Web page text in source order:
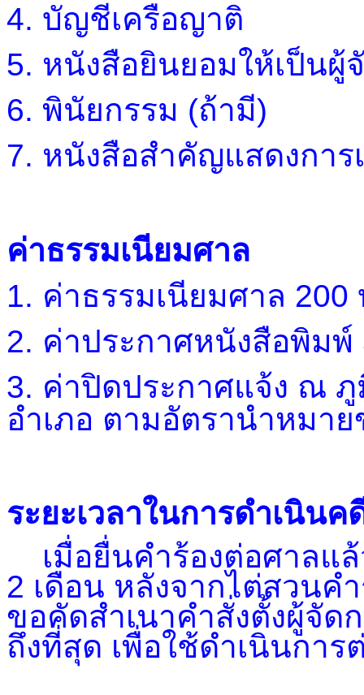
4. บัญชีเครือญาติ
5. หนังสือยินยอมให้เป็นผู้
6. พินัยกรรม (ถ้ามี)
7. หนังสือสำคัญแสดงกา
ค่าธรรมเนียมศาล
1. ค่าธรรมเนียมศาล 200
2. ค่าประกาศหนังสือพิมพ์
3. ค่าปิดประกาศแจ้ง ณ ภู
อำเภอ ตามอัตรานำหมา
ระยะเวลาในการดำเนินค
เมื่อยื่นคำร้องต่อศาลแ
2 เดือน หลังจากไต่สวนค
ขอคัดสำเนาคำสั่งตั้งผู้จัด
ถึงที่สุด เพื่อใช้ดำเนินการ